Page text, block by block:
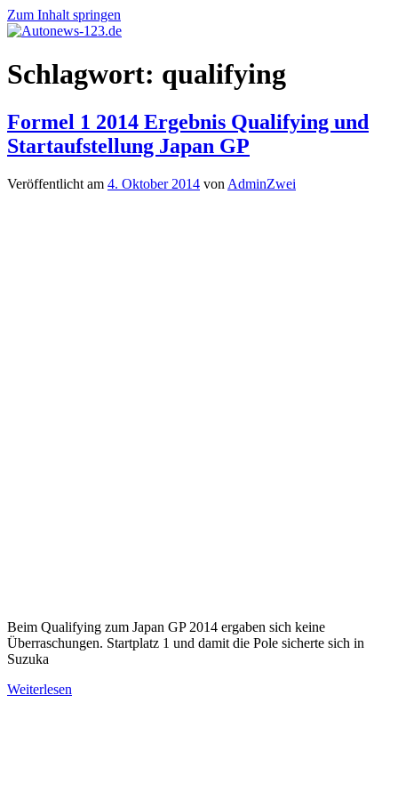
Zum Inhalt springen
Autonews-
123.de
Autonews
mit
Schlagwort: qualifying
Formel 1 2014 Ergebnis Qualifying und
Startaufstellung Japan GP
Veröffentlicht am 4. Oktober 2014 von AdminZwei
Beim Qualifying zum Japan GP 2014 ergaben sich keine
Überraschungen. Startplatz 1 und damit die Pole sicherte sich in
Suzuka
Weiterlesen